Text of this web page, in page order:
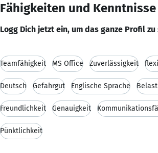
Fähigkeiten und Kenntnisse
Logg Dich jetzt ein, um das ganze Profil zu
Teamfähigkeit MS Office Zuverlässigkeit
Deutsch Gefahrgut Englische Sprache
Freundlichkeit Genauigkeit
Pünktlichkeit